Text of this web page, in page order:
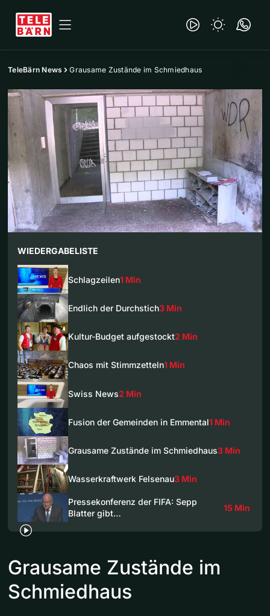
TeleBärn News Grausame Zustände im Schmiedhaus
WIEDERGABELISTE
Schlagzeilen1 Min
Endlich der Durchstich3 Min
Kultur-Budget aufgestockt2 Min
Chaos mit Stimmzetteln1 Min
Swiss News2 Min
Fusion der Gemeinden in Emmental1 Min
Grausame Zustände im Schmiedhaus3 Min
Wasserkraftwerk Felsenau3 Min
Pressekonferenz der FIFA: Sepp
Blatter gibt…
15 Min
Grausame Zustände im
Schmiedhaus